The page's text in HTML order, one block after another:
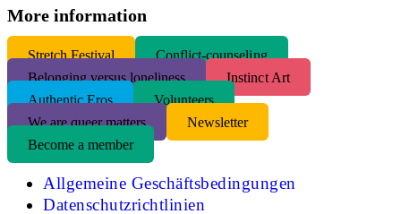
More information
Stretch Festival
Conflict-counseling
Belonging versus loneliness
Instinct Art
Authentic Eros
Volunteers
We are queer matters
Newsletter
Become a member
Allgemeine Geschäftsbedingungen
Datenschutzrichtlinien